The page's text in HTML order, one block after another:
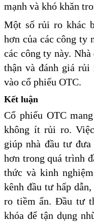
mạnh và khó khăn
Một số rủi ro khác
hơn của các công ty
các công ty này.
thận và đánh giá
vào cổ phiếu OTC.
Kết luận
Cổ phiếu OTC
không ít rủi ro.
giúp nhà đầu tư
hơn trong quá trình
thức và kinh
kênh đầu tư hấp
ro tiềm ẩn. Đầu tư
khóa để tận dụng